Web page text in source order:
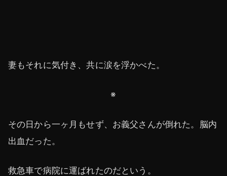
妻もそれに気付き、共に涙を浮かべた。
※
その日から一ヶ月もせず、お義父さんが倒れた。脳内
出血だった。
救急車で病院に運ばれたのだという。